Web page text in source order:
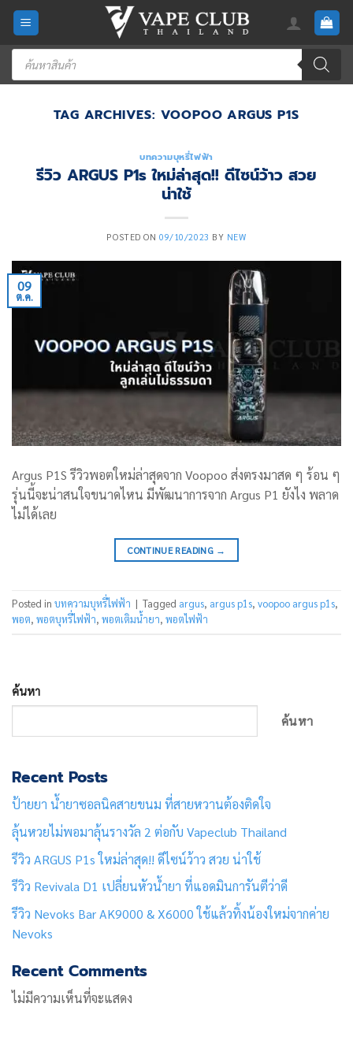
Skip
content
Products
search
TAG ARCHIVES: VOOPOO ARGUS P1S
บทความบุหรี่ไฟฟ้า
รีวิว ARGUS P1s ใหม่ล่าสุด!! ดีไซน์ว้าว สวย
น่าใช้
POSTED ON09/10/2023 BY NEW
09
ต.ค.
Argus P1S รีวิวพอตใหม่ล่าสุดจาก Voopoo ส่งตรงมาสด ๆ ร้อน ๆ
รุ่นนี้จะน่าสนใจขนาดไหน มีพัฒนาการจาก Argus P1 ยังไง พลาด
ไม่ได้เลย
CONTINUE READING →
Posted in บทความบุหรี่ไฟฟ้า | Tagged argus, argus p1s, voopoo argus p1s,
พอต, พอตบุหรี่ไฟฟ้า, พอตเติมน้ำยา, พอตไฟฟ้า
ค้นหา
ค้นหา
Recent Posts
ป้ายยา น้ำยาซอลนิคสายขนม ที่สายหวานต้องติดใจ
ลุ้นหวยไม่พอมาลุ้นรางวัล 2 ต่อกับ Vapeclub Thailand
รีวิว ARGUS P1s ใหม่ล่าสุด!! ดีไซน์ว้าว สวย น่าใช้
รีวิว Revivala D1 เปลี่ยนหัวน้ำยา ที่แอดมินการันตีว่าดี
รีวิว Nevoks Bar AK9000 & X6000 ใช้แล้วทิ้งน้องใหม่จากค่าย
Nevoks
Recent Comments
ไม่มีความเห็นที่จะแสดง